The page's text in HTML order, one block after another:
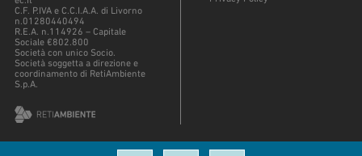
C.F. P.IVA e C.C.I.A.A. di Livorno
n.01280440494
R.E.A. n.114926 – Capitale
Sociale €802.800
Società con unico Socio.
Società soggetta a direzione e
coordinamento di RetiAmbiente
S.p.A.